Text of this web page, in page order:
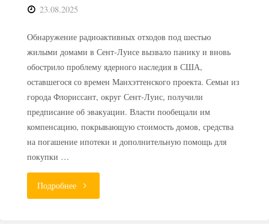
23.08.2025
Обнаружение радиоактивных отходов под шестью
жилыми домами в Сент-Луисе вызвало панику и вновь
обострило проблему ядерного наследия в США,
оставшегося со времен Манхэттенского проекта. Семьи из
города Флориссант, округ Сент-Луис, получили
предписание об эвакуации. Власти пообещали им
компенсацию, покрывающую стоимость домов, средства
на погашение ипотеки и дополнительную помощь для
покупки …
Подробнее"«Атомная»